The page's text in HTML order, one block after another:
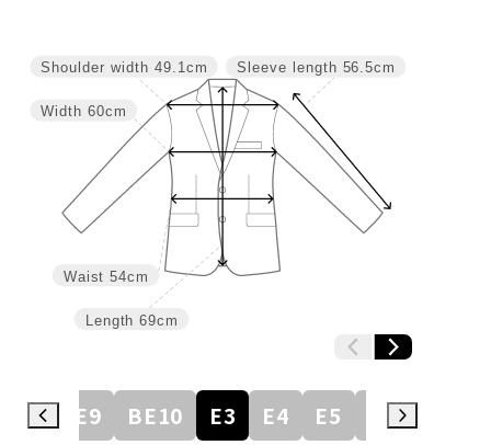
Sleeve length 56.5cm
Length 69cm
Waist 54cm
Width 60cm
Shoulder width 49.1cm
BE9 BE10 E3 E4 E5 E6